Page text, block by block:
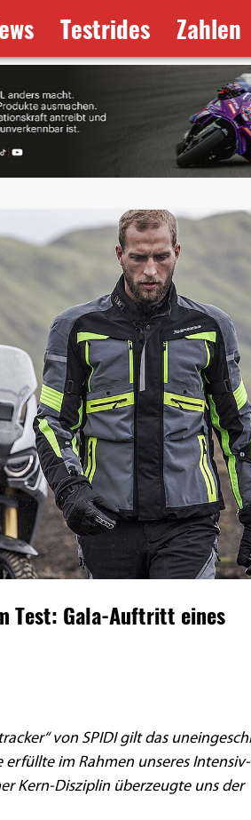
Testrides Zahlen
Test: Gala-Auftritt eines
von SPIDI gilt das
im Rahmen unseres Intensiv-
Kern-Disziplin überzeugte uns der